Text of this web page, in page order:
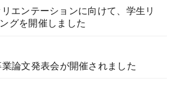
エンテーションに向けて、学生リ
グを開催しました
論文発表会が開催されました